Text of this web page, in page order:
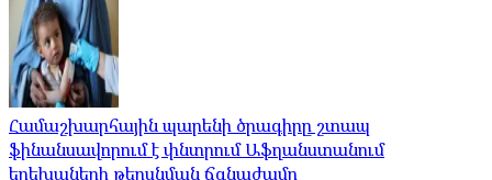
Համաշխարհային պարենի ծրագիրը շտապ
ֆինանսավորում է փնտրում Աֆղանստանում
երեխաների թերսնման ճգնաժամը